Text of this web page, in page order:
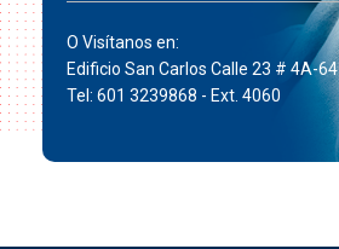
O Visítanos en:
Edificio San Carlos Calle 23 # 4A-64
Tel: 601 3239868 - Ext. 4060